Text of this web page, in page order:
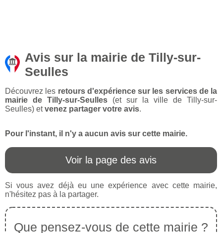
Avis sur la mairie de Tilly-sur-
Seulles
Découvrez les retours d'expérience sur les services de la
mairie de Tilly-sur-Seulles (et sur la ville de Tilly-sur-
Seulles) etvenez partager votre avis.
Pour l'instant, il n'y a aucun avis sur cette mairie.
Voir la page des avis
Si vous avez déjà eu une expérience avec cette mairie,
n'hésitez pas à la partager.
Que pensez-vous de cette mairie ?